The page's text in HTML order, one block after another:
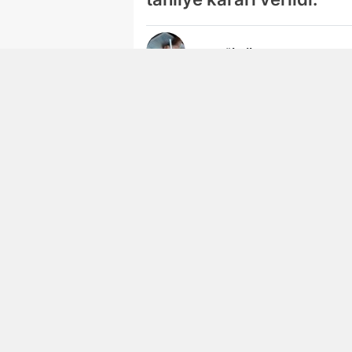
Ayşegül Dilaver